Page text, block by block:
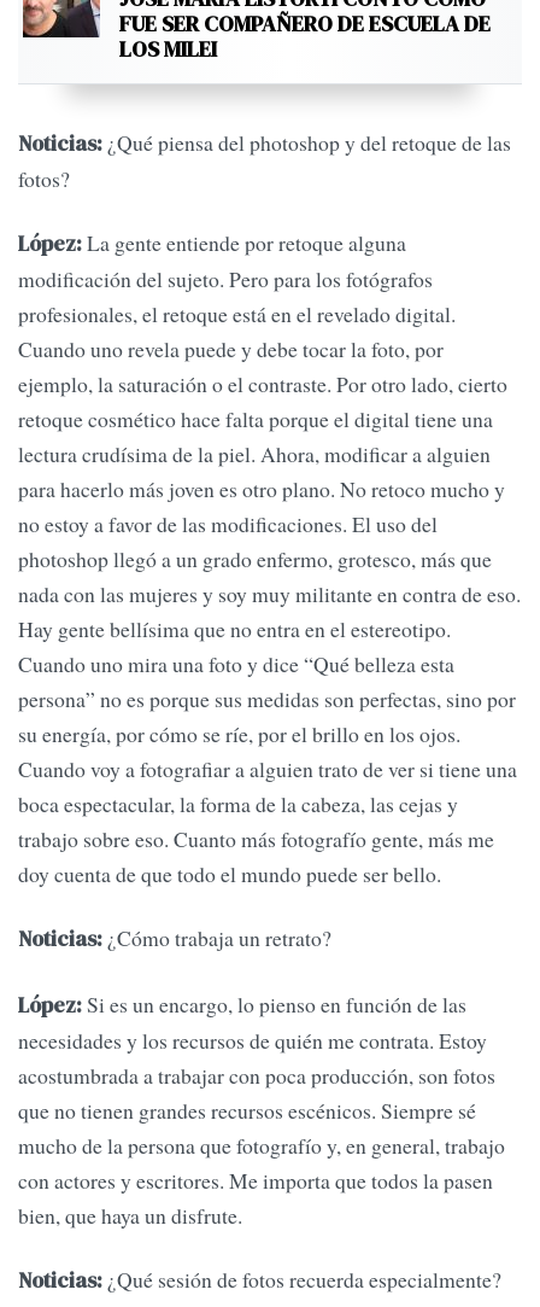
FUE SER COMPAÑERO DE ESCUELA DE
LOS MILEI
Noticias: ¿Qué piensa del photoshop y del retoque de las
fotos?
López:La gente entiende por retoque alguna
modificación del sujeto. Pero para los fotógrafos
profesionales, el retoque está en el revelado digital.
Cuando uno revela puede y debe tocar la foto, por
ejemplo, la saturación o el contraste. Por otro lado, cierto
retoque cosmético hace falta porque el digital tiene una
lectura crudísima de la piel. Ahora, modificar a alguien
para hacerlo más joven es otro plano. No retoco mucho y
no estoy a favor de las modificaciones. El uso del
photoshop llegó a un grado enfermo, grotesco, más que
nada con las mujeres y soy muy militante en contra de eso.
Hay gente bellísima que no entra en el estereotipo.
Cuando uno mira una foto y dice “Qué belleza esta
persona” no es porque sus medidas son perfectas, sino por
su energía, por cómo se ríe, por el brillo en los ojos.
Cuando voy a fotografiar a alguien trato de ver si tiene una
boca espectacular, la forma de la cabeza, las cejas y
trabajo sobre eso. Cuanto más fotografío gente, más me
doy cuenta de que todo el mundo puede ser bello.
Noticias: ¿Cómo trabaja un retrato?
López:Si es un encargo, lo pienso en función de las
necesidades y los recursos de quién me contrata. Estoy
acostumbrada a trabajar con poca producción, son fotos
que no tienen grandes recursos escénicos. Siempre sé
mucho de la persona que fotografío y, en general, trabajo
con actores y escritores. Me importa que todos la pasen
bien, que haya un disfrute.
Noticias: ¿Qué sesión de fotos recuerda especialmente?